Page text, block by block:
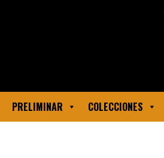
PRELIMINAR COLECCIONES